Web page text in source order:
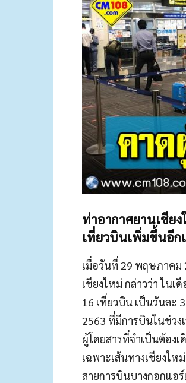
ท่าอากาศยานเชีย
เที่ยวบินเพิ่มขึ้นอีก
เมื่อวันที่ 29 พฤษภาคม
เชียงใหม่ กล่าวว่า ใน
16 เที่ยวบิน เป็นวันละ
2563 ที่มีการบินในช่วง
ผู้โดยสารที่จำเป็นต้อง
เฉพาะเส้นทางเชียงใ
สายการบินบางกอกแอ